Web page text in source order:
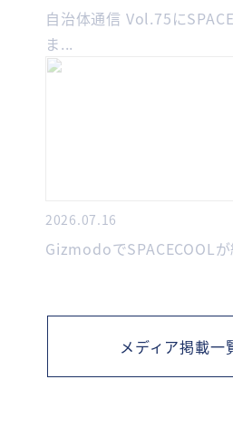
自治体通信 Vol.75に
ま...
2026.07.16
GizmodoでSPACECOOL
メディア掲載一